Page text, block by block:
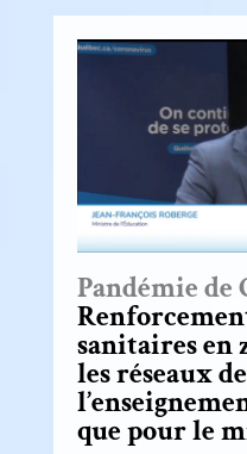
Pandémie de
sanitaires en
les réseaux
que pour le